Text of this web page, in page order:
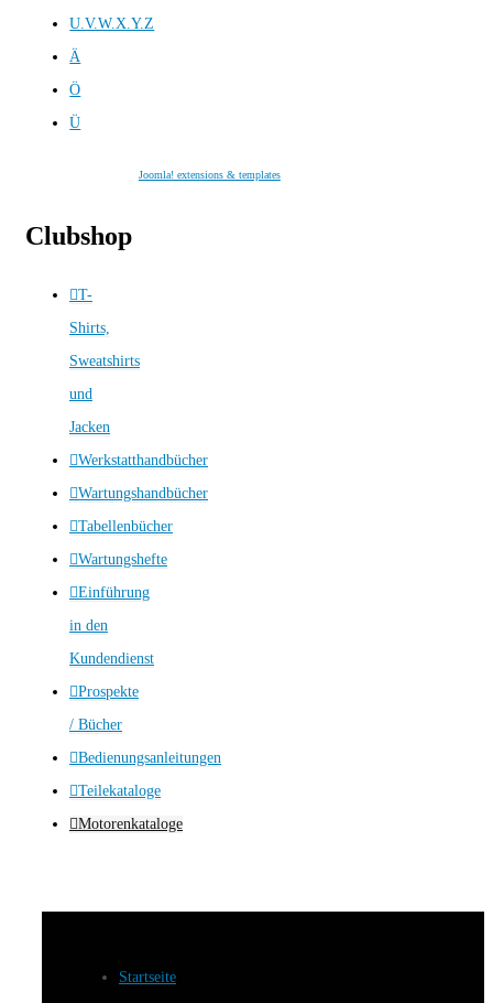
U.V.W.X.Y.Z
Ä
Ö
Ü
Joomla! extensions & templates
Clubshop
T-
Shirts,
Sweatshirts
und
Jacken
Werkstatthandbücher
Wartungshandbücher
Tabellenbücher
Wartungshefte
Einführung
in den
Kundendienst
Prospekte
/ Bücher
Bedienungsanleitungen
Teilekataloge
Motorenkataloge
Startseite